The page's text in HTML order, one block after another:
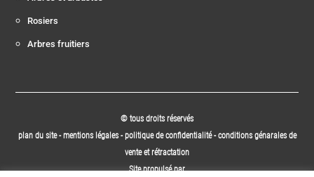
Rosiers
Arbres fruitiers
© tous droits réservés
plan du site-mentions légales -politique de confidentialité-conditions génarales de
vente et rétractation
Site propulsé par